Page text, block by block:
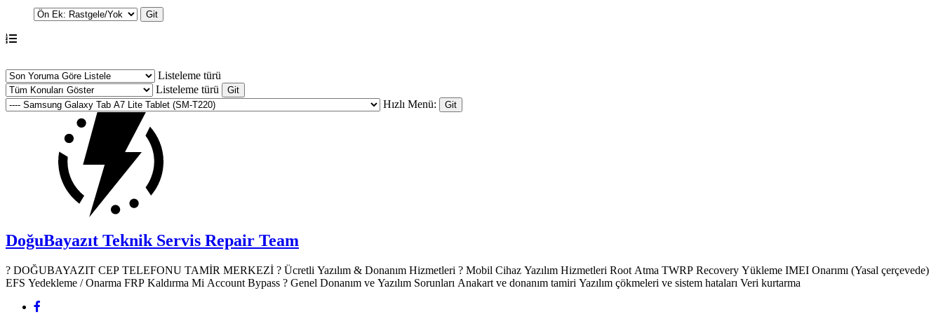
Listeleme türü
Listeleme türü
Hızlı Menü:
DoğuBayazıt Teknik Servis Repair Team
? DOĞUBAYAZIT CEP TELEFONU TAMİR MERKEZİ ?️ Ücretli Yazılım & Donanım Hizmetleri ? Mobil Cihaz Yazılım Hizmetleri Root Atma TWRP Recovery Yükleme IMEI Onarımı (Yasal çerçevede)
EFS Yedekleme / Onarma FRP Kaldırma Mi Account Bypass ? Genel Donanım ve Yazılım Sorunları Anakart ve donanım tamiri Yazılım çökmeleri ve sistem hataları Veri kurtarma